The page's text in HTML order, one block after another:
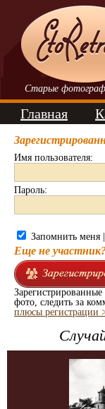
Старые
Главная
Имя пользователя:
Пароль:
Запомнить меня |
Еще не
фото, следить за
плюсы регистрации